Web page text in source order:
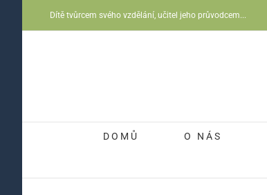
Dítě tvůrcem svého vzdělání, učitel jeho průvodcem...
DOMŮ O NÁS